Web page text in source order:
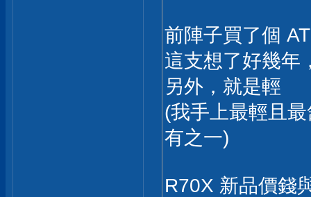
前陣子買了個
這支想了好幾年
另外，就是輕
(我手上最輕且
有之一)
R70X 新品價錢